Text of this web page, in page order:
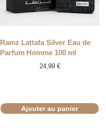
Ramz Lattafa Silver Eau de
Parfum Homme 100 ml
24,99 €
Ajouter au panier